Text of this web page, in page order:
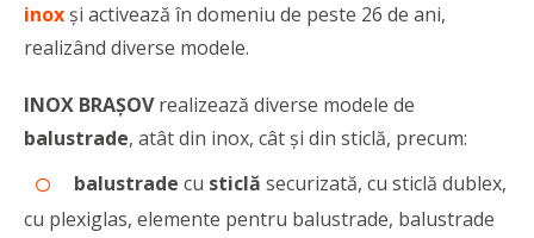
inox și activează în domeniu de peste 26 de ani,
realizând diverse modele.
INOX BRAȘOVrealizează diverse modele de
balustrade, atât din inox, cât şi din sticlă, precum:
balustrade cu sticlă securizată, cu sticlă dublex,
cu plexiglas, elemente pentru balustrade, balustrade